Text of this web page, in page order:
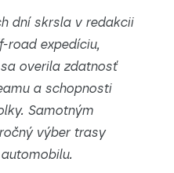
dní skrsla v redakcii
road expedíciu,
overila zdatnosť
a schopnosti
Samotným
výber trasy